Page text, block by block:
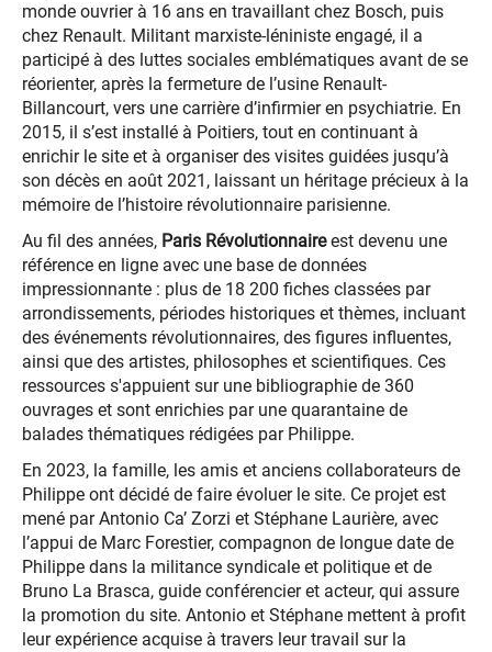
monde ouvrier à 16 ans en travaillant chez Bosch, puis
chez Renault. Militant marxiste-léniniste engagé, il a
participé à des luttes sociales emblématiques avant de se
réorienter, après la fermeture de l’usine Renault-
Billancourt, vers une carrière d’infirmier en psychiatrie. En
2015, il s’est installé à Poitiers, tout en continuant à
enrichir le site et à organiser des visites guidées jusqu’à
son décès en août 2021, laissant un héritage précieux à la
mémoire de l’histoire révolutionnaire parisienne.
Au fil des années, Paris Révolutionnaireest devenu une
référence en ligne avec une base de données
impressionnante : plus de 18 200 fiches classées par
arrondissements, périodes historiques et thèmes, incluant
des événements révolutionnaires, des figures influentes,
ainsi que des artistes, philosophes et scientifiques. Ces
ressources s'appuient sur une bibliographie de 360
ouvrages et sont enrichies par une quarantaine de
balades thématiques rédigées par Philippe.
En 2023, la famille, les amis et anciens collaborateurs de
Philippe ont décidé de faire évoluer le site. Ce projet est
mené par Antonio Ca’ Zorzi et Stéphane Laurière, avec
l’appui de Marc Forestier, compagnon de longue date de
Philippe dans la militance syndicale et politique et de
Bruno La Brasca, guide conférencier et acteur, qui assure
la promotion du site. Antonio et Stéphane mettent à profit
leur expérience acquise à travers leur travail sur la